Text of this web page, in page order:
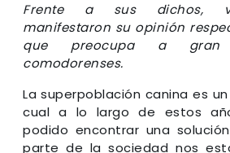
Frente a sus dichos,
manifestaron su opinión
que preocupa a gran
comodorenses.
La superpoblación canina es
cual a lo largo de estos
podido encontrar una
parte de la sociedad nos